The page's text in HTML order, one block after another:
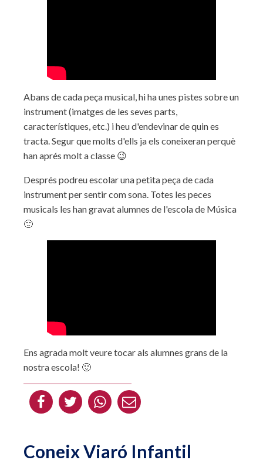
Abans de cada peça musical, hi ha unes pistes sobre un
instrument (imatges de les seves parts,
característiques, etc.) i heu d'endevinar de quin es
tracta. Segur que molts d'ells ja els coneixeran perquè
han aprés molt a classe 😉
Després podreu escolar una petita peça de cada
instrument per sentir com sona. Totes les peces
musicals les han gravat alumnes de l'escola de Música
🙂
Ens agrada molt veure tocar als alumnes grans de la
nostra escola! 🙂
Coneix Viaró Infantil